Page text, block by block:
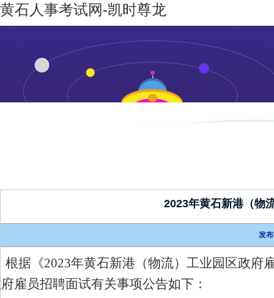
黄石人事考试网-凯时尊龙
2023年黄石新港（物
发
根据《2023年黄石新港（物流）工业园区政府
雇员招聘面试有关事项公告如下：